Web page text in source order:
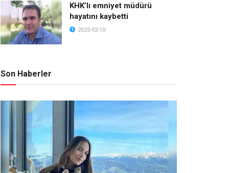
KHK’lı emniyet müdürü
hayatını kaybetti
2025-02-10
Son Haberler